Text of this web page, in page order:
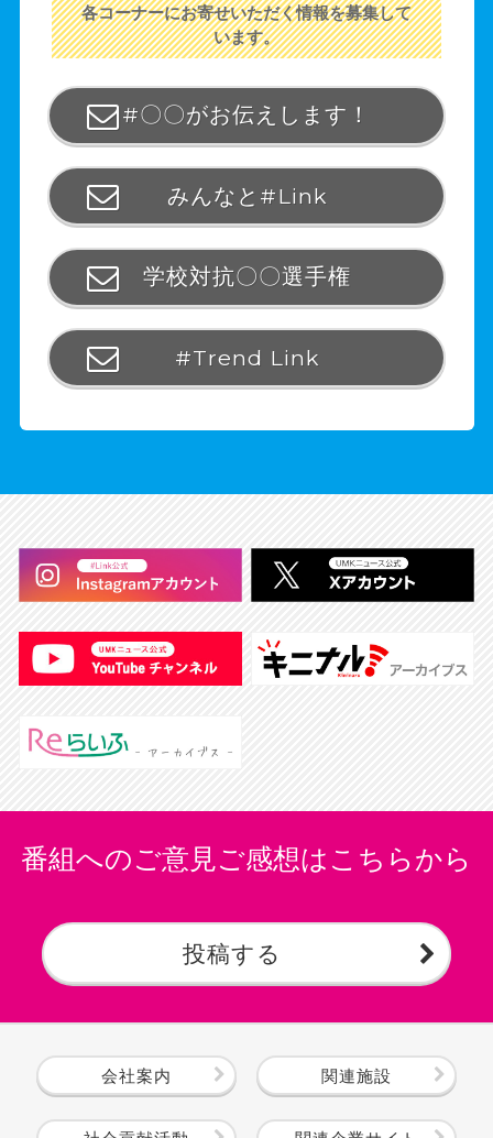
各コーナーにお寄せいただく情報を募集して
います。
#〇〇がお伝えします！
みんなと#Link
学校対抗〇〇選手権
#Trend Link
番組へのご意見ご感想はこちらから
投稿する
会社案内 関連施設